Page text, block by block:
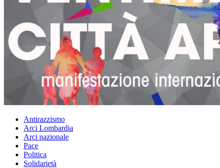
Antirazzismo
Arci Lombardia
Arci nazionale
Pace
Politica
Solidarietà